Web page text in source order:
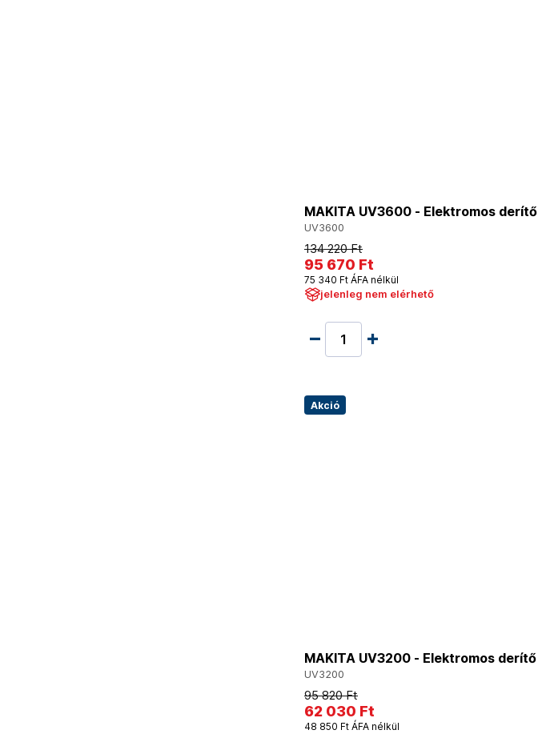
MAKITA UV3600 - Elektromos derítő
UV3600
134 220 Ft
95 670 Ft
75 340 Ft ÁFA nélkül
jelenleg nem elérhető
Akció
MAKITA UV3200 - Elektromos derítő
UV3200
95 820 Ft
62 030 Ft
48 850 Ft ÁFA nélkül